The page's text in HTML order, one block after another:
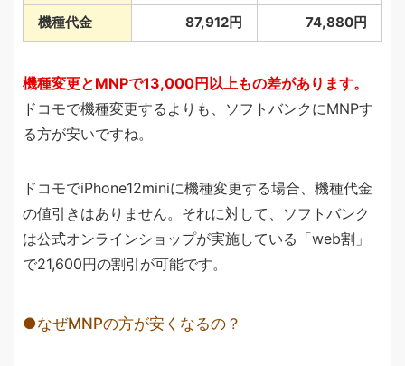
機種代金 87,912円 74,880円
機種変更とMNPで13,000円以上もの差があります。
ドコモで機種変更するよりも、ソフトバンクにMNPす
る方が安いですね。
ドコモでiPhone12miniに機種変更する場合、機種代金
の値引きはありません。それに対して、ソフトバンク
は公式オンラインショップが実施している「web割」
で21,600円の割引が可能です。
なぜMNPの方が安くなるの？